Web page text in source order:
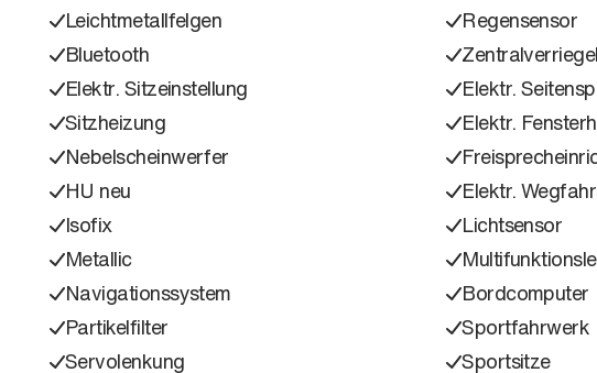
Leichtmetallfelgen
Regensensor
Bluetooth
Elektr. Sitzeinstellung
Elektr.
Sitzheizung
Elektr.
Nebelscheinwerfer
HU neu
Elektr.
Isofix
Lichtsensor
Metallic
Navigationssystem
Bordcomputer
Partikelfilter
Sportfahrwerk
Servolenkung
Sportsitze